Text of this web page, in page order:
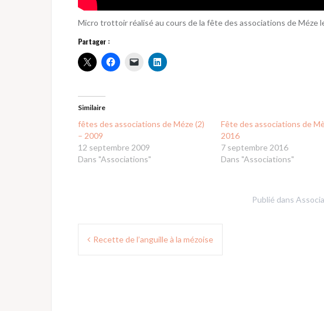
Micro trottoir réalisé au cours de la fête des associations de Méze
Partager :
Similaire
fêtes des associations de Méze (2)
– 2009
12 septembre 2009
Dans "Associations"
Fête des associations de
2016
7 septembre 2016
Dans "Associations"
Publié dans
Navigation
Recette de l’anguille à la mézoise